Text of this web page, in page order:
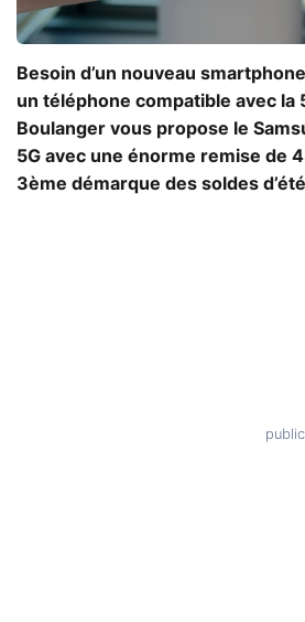
Besoin d’un nouveau
un téléphone compatible avec la
Boulanger vous propose le
5G avec une énorme remise de
3ème démarque des soldes